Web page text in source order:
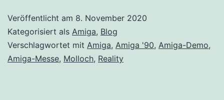
Veröffentlicht am 8. November 2020
Kategorisiert als Amiga, Blog
Verschlagwortet mit Amiga, Amiga '90, Amiga-Demo,
Amiga-Messe, Molloch, Reality